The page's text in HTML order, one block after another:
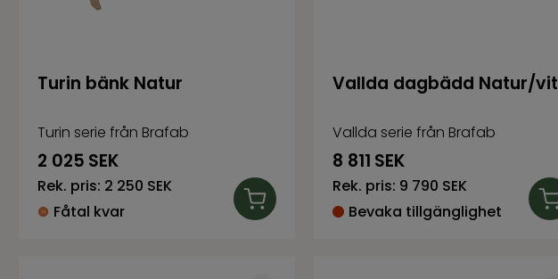
Turin bänk Natur
Turin serie från Brafab
2 025 SEK
Rek. pris: 2 250 SEK
Fåtal kvar
Vallda dagbädd Natur/vit
Vallda serie från Brafab
8 811 SEK
Rek. pris: 9 790 SEK
Bevaka tillgänglighet